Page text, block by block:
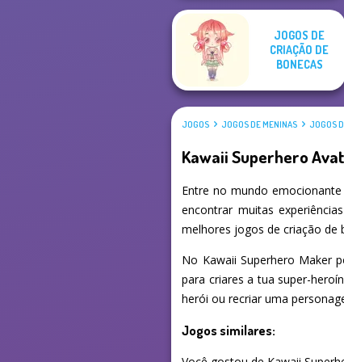
JOGOS DE
CRIAÇÃO DE
BONECAS
JOGOS JOGOS DE MENINAS JOGOS
Kawaii Superhero
Entre no mundo
encontrar muitas
melhores jogos de criação de
No Kawaii Superhero Maker
para criares a tua super-
herói ou recriar uma
Jogos similares: